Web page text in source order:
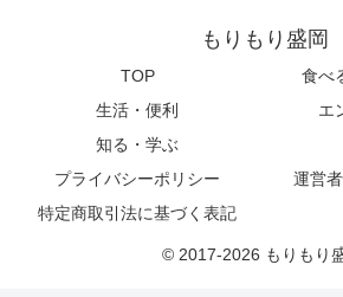
もりもり盛岡
TOP
食べ
生活・便利
エ
知る・学ぶ
プライバシーポリシー
運営
特定商取引法に基づく表記
© 2017-2026 もりもり